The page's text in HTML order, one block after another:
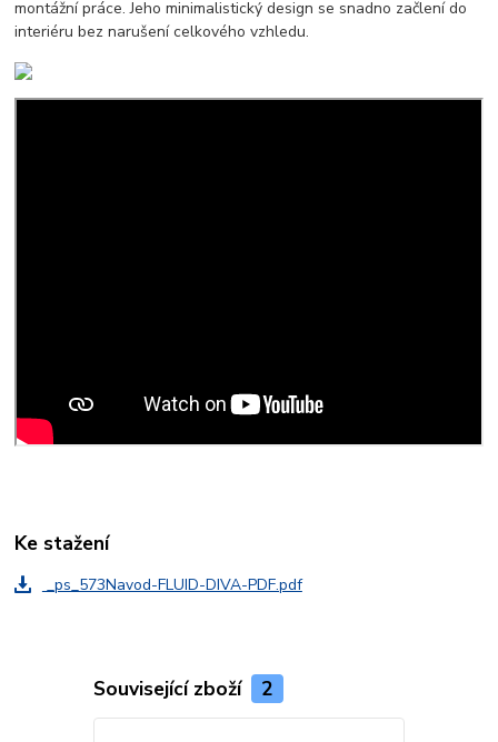
montážní práce. Jeho minimalistický design se snadno začlení do
interiéru bez narušení celkového vzhledu.
Ke stažení
_ps_573Navod-FLUID-DIVA-PDF.pdf
Související zboží 2